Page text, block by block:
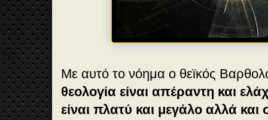
Με αυτό το νόημα ο θεϊκός
θεολογία είναι απέραντη και
είναι πλατύ και μεγάλο αλλά και